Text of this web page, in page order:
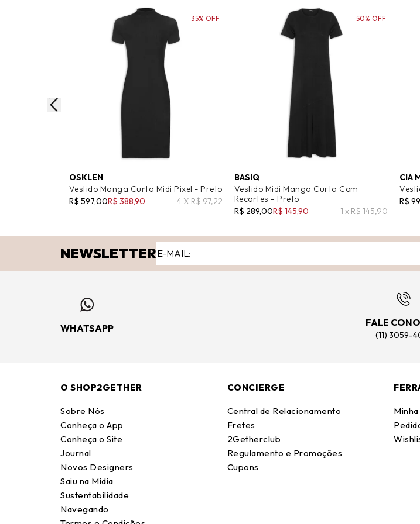
OSKLEN
Vestido Manga Curta Midi Pixel - Preto
R$ 597,00R$ 388,90 4 X R$ 97,22
35% OFF
BASIQ
Vestido Midi Manga Curta Com
Recortes – Preto
R$ 289,00R$ 145,90 1 x R$ 145,90
50% OFF
CIA
R$
NEWSLETTER
WHATSAPP
FALE
(11) 3059-
O SHOP2GETHER
Sobre Nós
Conheça o App
Conheça o Site
Journal
Novos Designers
Saiu na Mídia
Sustentabilidade
Navegando
CONCIERGE
Central de Relacionamento
Fretes
2Getherclub
Regulamento e Promoções
Cupons